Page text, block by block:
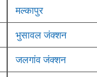
मल्कापुर
भुसावल जंक्शन
जलगांव जंक्शन